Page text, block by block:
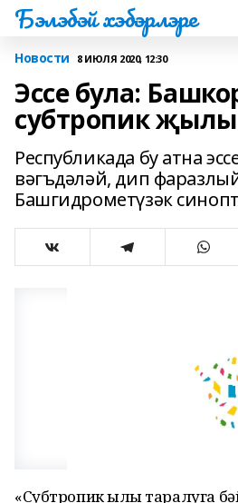
Бэлэбэй хэбэрлэре
Новости 8 ИЮЛЯ 2020, 12:30
Эссе була:
субтропик
Республикада бу атна
вәгъдәләй, дип
Башгидрометүзәк
«Субтропик җылы таралуга